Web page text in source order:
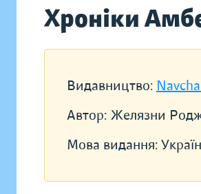
Хроніки
Видавництво:
Автор: Желязни
Мова видання: